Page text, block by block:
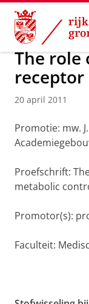
Skip
Content
Skip
Navigation
Over ons
The role
20 april 2011
Promotie: mw.
Proefschrift:
metabolic
Promotor(s):
Faculteit: